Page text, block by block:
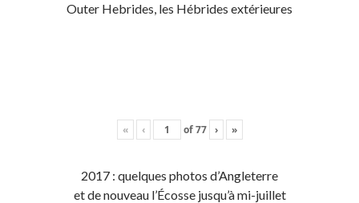
Outer Hebrides, les Hébrides extérieures
« ‹ of77 › »
2017 : quelques photos d’Angleterre
et de nouveau l’Écosse jusqu’à mi-juillet